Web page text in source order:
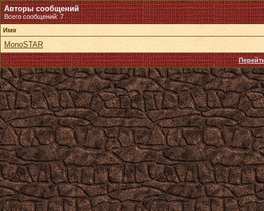
Авторы сообщений
Всего сообщений: 7
Имя
MonoSTAR